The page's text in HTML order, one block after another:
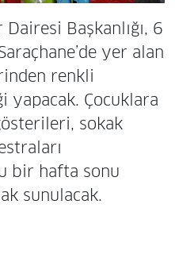
Başkanlığı, 6
yer alan
renkli
Çocuklara
sokak
bir hafta sonu
sunulacak.